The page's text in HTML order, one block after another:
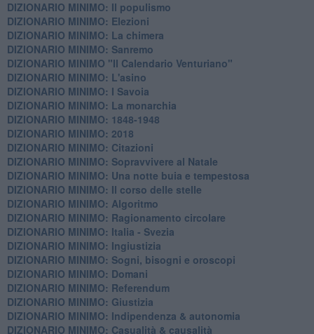
DIZIONARIO MINIMO: Il populismo
DIZIONARIO MINIMO: Elezioni
DIZIONARIO MINIMO: La chimera
DIZIONARIO MINIMO: Sanremo
DIZIONARIO MINIMO "Il Calendario Venturiano"
DIZIONARIO MINIMO: L'asino
DIZIONARIO MINIMO: I Savoia
DIZIONARIO MINIMO: La monarchia
DIZIONARIO MINIMO: 1848-1948
DIZIONARIO MINIMO: 2018
DIZIONARIO MINIMO: Citazioni
DIZIONARIO MINIMO: ​Sopravvivere al Natale
DIZIONARIO MINIMO: ​Una notte buia e tempestosa
DIZIONARIO MINIMO: Il corso delle stelle
DIZIONARIO MINIMO: Algoritmo
DIZIONARIO MINIMO: Ragionamento circolare
DIZIONARIO MINIMO: Italia - Svezia
DIZIONARIO MINIMO: ​Ingiustizia
DIZIONARIO MINIMO: ​Sogni, bisogni e oroscopi
DIZIONARIO MINIMO: Domani
DIZIONARIO MINIMO: Referendum
DIZIONARIO MINIMO: Giustizia
DIZIONARIO MINIMO: ​Indipendenza & autonomia
DIZIONARIO MINIMO: ​Casualità & causalità